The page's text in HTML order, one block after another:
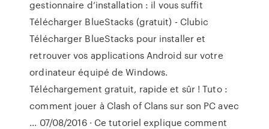
gestionnaire d’installation : il vous suffit
Télécharger BlueStacks (gratuit) - Clubic
Télécharger BlueStacks pour installer et
retrouver vos applications Android sur votre
ordinateur équipé de Windows.
Téléchargement gratuit, rapide et sûr ! Tuto :
comment jouer à Clash of Clans sur son PC avec
... 07/08/2016 · Ce tutoriel explique comment